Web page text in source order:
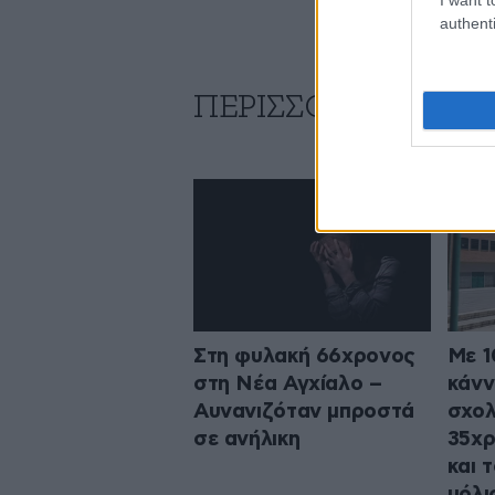
ΠΕΡΙΣΣΟΤΕΡΑ ΑΠΟ
Στη φυλακή 66χρονος
στη Νέα Αγχίαλο –
Αυνανιζόταν μπροστά
σε ανήλικη
Με
και